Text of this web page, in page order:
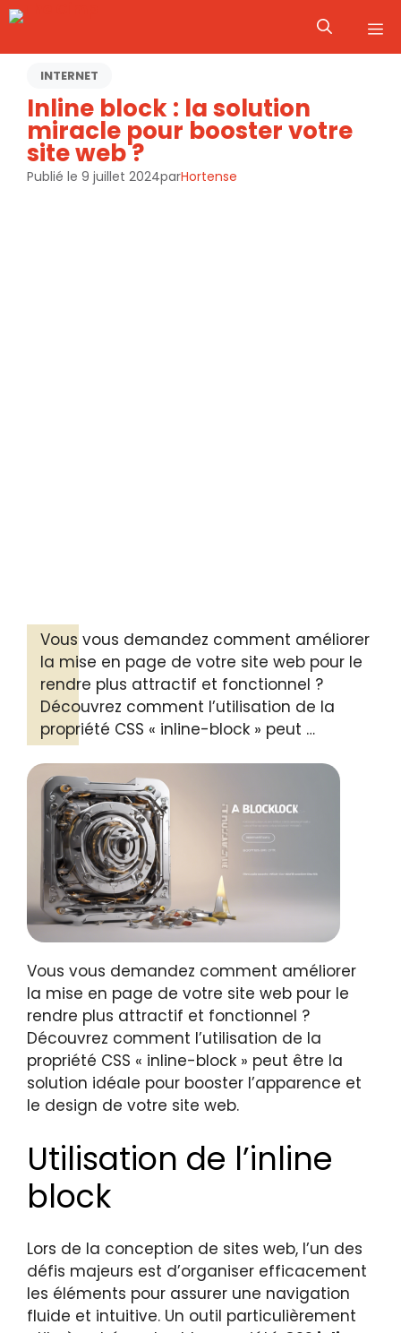
Aller
contenu
INTERNET
Inline block : la solution
miracle pour booster votre
site web ?
Publié le 9 juillet 2024parHortense
Vous vous demandez comment améliorer
la mise en page de votre site web pour le
rendre plus attractif et fonctionnel ?
Découvrez comment l’utilisation de la
propriété CSS « inline-block » peut …
Vous vous demandez comment améliorer
la mise en page de votre site web pour le
rendre plus attractif et fonctionnel ?
Découvrez comment l’utilisation de la
propriété CSS « inline-block » peut être la
solution idéale pour booster l’apparence et
le design de votre site web.
Utilisation de l’inline
block
Lors de la conception de sites web, l’un des
défis majeurs est d’organiser efficacement
les éléments pour assurer une navigation
fluide et intuitive. Un outil particulièrement